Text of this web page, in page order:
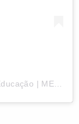
Um post compartilhado por Ministério da Educação | MEC (@mineducacao)